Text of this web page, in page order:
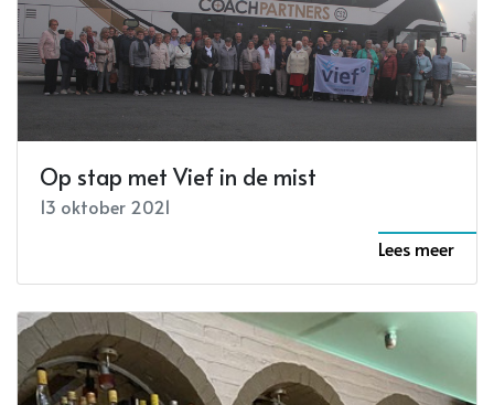
Op stap met Vief in de mist
13 oktober 2021
Lees meer